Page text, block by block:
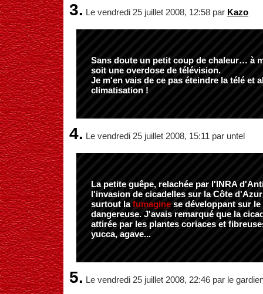
3. Le vendredi 25 juillet 2008, 12:58 par Kazo
Sans doute un petit coup de chaleur… à
soit une overdose de télévision.
Je m'en vais de ce pas éteindre la télé et
climatisation !
4. Le vendredi 25 juillet 2008, 15:11 par untel
La petite guêpe, relachée par l'INRA
l'invasion de cicadelles sur la Côte
surtout lafumagine se développant sur le
dangereuse. J'avais remarqué que la
attirée par les plantes coriaces et
yucca, agave...
5. Le vendredi 25 juillet 2008, 22:46 par le